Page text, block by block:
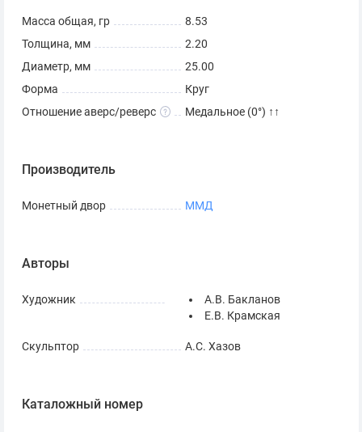
Масса общая, гр
8.53
Толщина, мм
2.20
Диаметр, мм
25.00
Форма
Круг
Отношение аверс/реверс
Медальное (0°) ↑↑
Производитель
Монетный двор ММД
Авторы
Художник
А.В. Бакланов
Е.В. Крамская
Скульптор А.С. Хазов
Каталожный номер